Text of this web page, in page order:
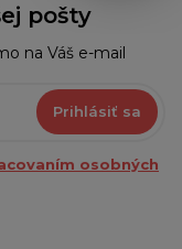
pošty
na Váš e-mail
Prihlásiť sa
osobných